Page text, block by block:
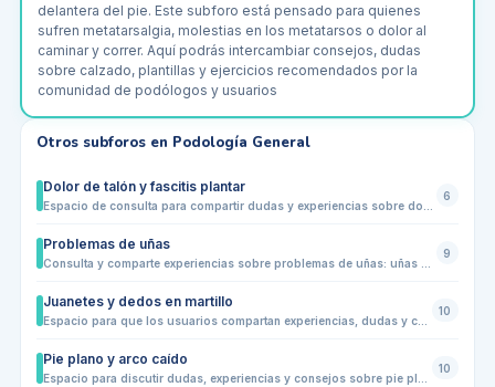
delantera del pie. Este subforo está pensado para quienes
sufren metatarsalgia, molestias en los metatarsos o dolor al
caminar y correr. Aquí podrás intercambiar consejos, dudas
sobre calzado, plantillas y ejercicios recomendados por la
comunidad de podólogos y usuarios
Otros subforos en Podología General
Dolor de talón y fascitis plantar
6
Problemas de uñas
9
Juanetes y dedos en martillo
Espacio para que los usuarios compartan experiencias, dudas y consultas sobre juanetes y dedos en martillo. Aquí podrás aprender sobre prevención, síntomas, tratamientos caseros, adaptación de calzado y consultas generales para mejorar la salud de tus pies.
10
Pie plano y arco caído
10